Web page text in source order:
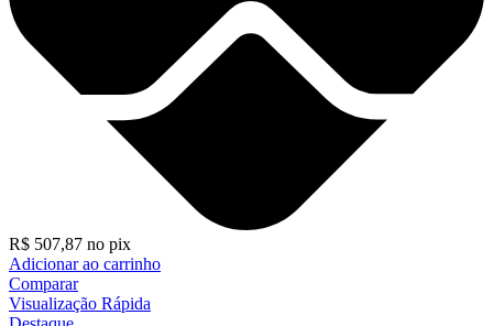
R$ 507,87 no pix
Adicionar ao carrinho
Comparar
Visualização Rápida